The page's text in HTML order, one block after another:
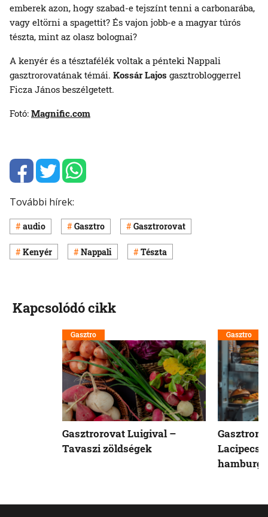
emberek azon, hogy szabad-e tejszínt tenni a carbonarába,
vagy eltörni a spagettit? És vajon jobb-e a magyar túrós
tészta, mint az olasz bolognai?
A kenyér és a tésztafélék voltak a pénteki Nappali
gasztrorovatának témái. Kossár Lajos gasztrobloggerrel
Ficza János beszélgetett.
Fotó: Magnific.com
További hírek:
audio Gasztro Gasztrorovat
Kenyér Nappali Tészta
Kapcsolódó cikk
Gasztro
Gasztrorovat Luigival –
Tavaszi zöldségek
Gasztro